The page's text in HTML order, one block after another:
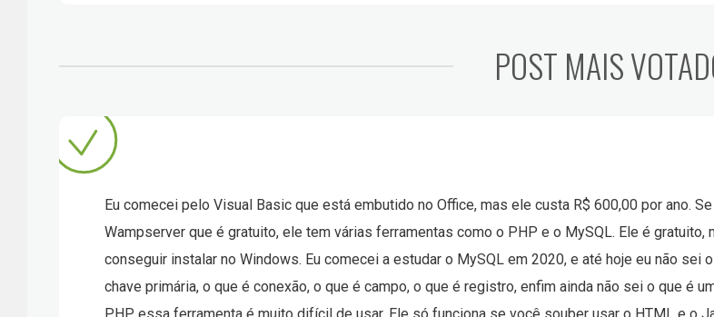
POST MAIS
Eu comecei pelo Visual Basic que está embutido no Office, mas ele custa R$ 600,00 por ano.
Wampserver que é gratuito, ele tem várias ferramentas como o PHP e o MySQL. Ele é
conseguir instalar no Windows. Eu comecei a estudar o MySQL em 2020, e até hoje eu não sei
chave primária, o que é conexão, o que é campo, o que é registro, enfim ainda não sei o que é